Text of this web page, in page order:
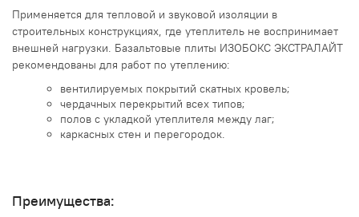
Применяется для тепловой и звуковой изоляции в
строительных конструкциях, где утеплитель не воспринимает
внешней нагрузки. Базальтовые плиты ИЗОБОКС ЭКСТРАЛАЙТ
рекомендованы для работ по утеплению:
вентилируемых покрытий скатных кровель;
чердачных перекрытий всех типов;
полов с укладкой утеплителя между лаг;
каркасных стен и перегородок.
Преимущества: